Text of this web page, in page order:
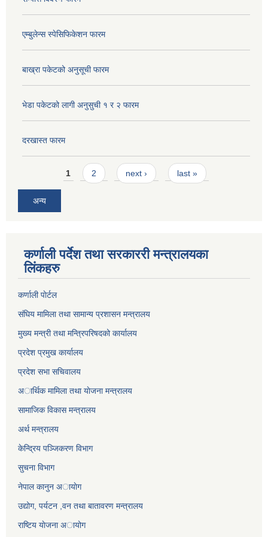
एम्बुलेन्स स्पेसिफिकेशन फारम
बाख्रा पकेटको अनुसूची फारम
भेडा पकेटको लागी अनुसुची १ र २ फारम
दरखास्त फारम
Pages1 2 next › last »
अन्य
कर्णाली पर्देश तथा सरकाररी मन्त्रालयका
लिंकहरु
कर्णाली पाेर्टल
संघिय मामिला तथा सामान्य प्रशासन मन्त्रालय
मुख्य मन्त्री तथा मन्त्रिपरिषदको कार्यालय
प्रदेश प्रमुख कार्यालय
प्रदेश सभा सचिवालय
अार्थिक मामिला तथा याेजना मन्त्रालय
सामाजिक विकास मन्त्रालय
अर्थ मन्त्रालय
केन्द्रिय पञ्जिकरण विभाग
सुचना विभाग
नेपाल कानुन अायाेग
उद्योग, पर्यटन ,वन तथा बातावरण मन्त्रालय
राष्टिय याेजना अायोग